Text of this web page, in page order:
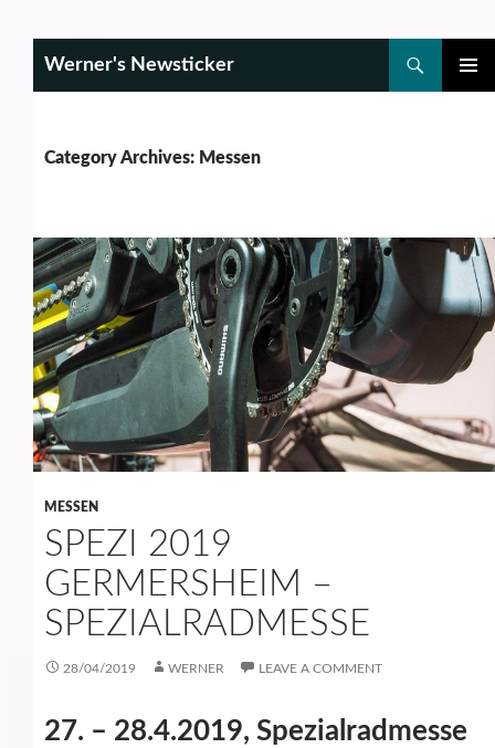
Werner's Newsticker
Category Archives: Messen
MESSEN
SPEZI 2019
GERMERSHEIM –
SPEZIALRADMESSE
28/04/2019 WERNER LEAVE A COMMENT
27. – 28.4.2019, Spezialradmesse